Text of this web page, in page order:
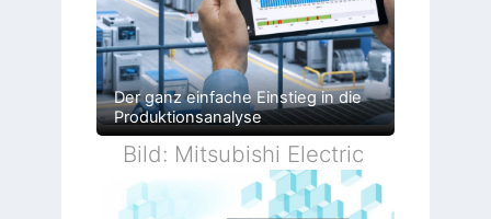
Der ganz einfache Einstieg in die
Produktionsanalyse
Bild: Mitsubishi Electric